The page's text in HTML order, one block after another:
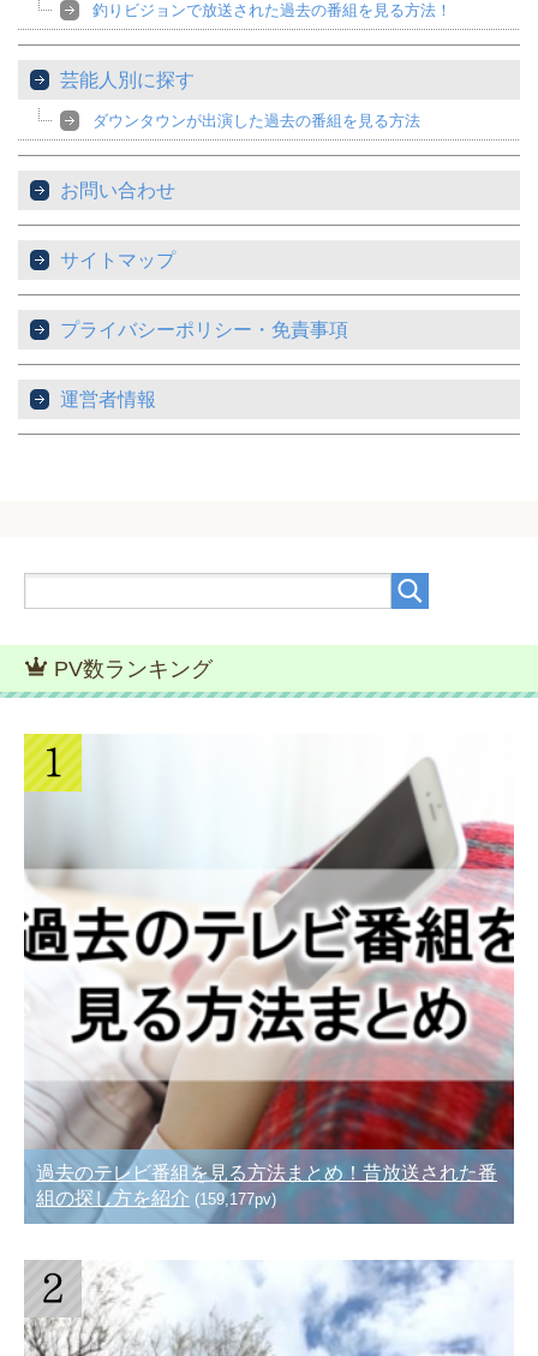
釣りビジョンで放送された過去の番組を見る方法！
芸能人別に探す
ダウンタウンが出演した過去の番組を見る方法
お問い合わせ
サイトマップ
プライバシーポリシー・免責事項
運営者情報
PV数ランキング
過去のテレビ番組を見る方法まとめ！昔放送された番
組の探し方を紹介 (159,177pv)